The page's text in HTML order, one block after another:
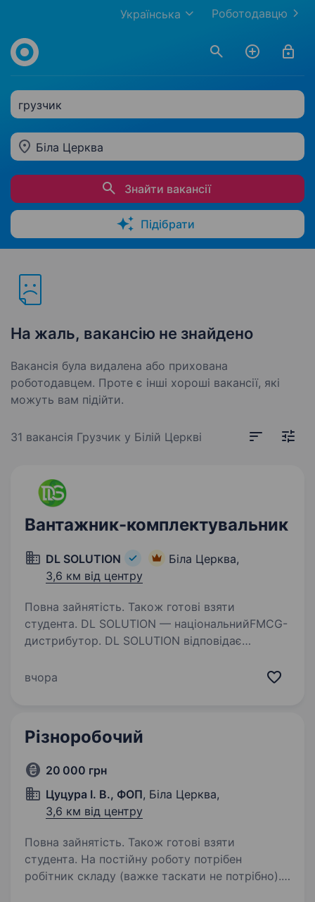
Роботодавцю
Українська
грузчик
Біла Церква
Знайти вакансії
Підібрати
На жаль, вакансію не знайдено
Вакансія була видалена або прихована
роботодавцем. Проте є інші хороші вакансії, які
можуть вам підійти.
31 вакансія Грузчик у Білій Церкві
Вантажник-комплектувальник
DL SOLUTION
Біла Церква,
3,6 км від центру
Повна зайнятість. Також готові взяти
студента. DL SOLUTION — національнийFMCG-
дистрибутор. DL SOLUTION відповідає
етапи процесу постачання товарів у сегменті
вчора
Різноробочий
20 000 грн
Цуцура І. В., ФОП, Біла Церква,
3,6 км від центру
Повна зайнятість. Також готові взяти
студента. На постійну роботу потрібен
робітник складу (важке таскати не потрібно).